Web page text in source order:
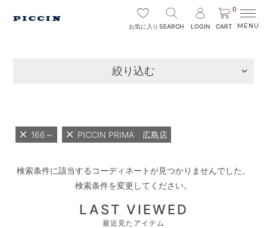
お気に入り SEARCH LOGIN
0
CART
絞り込む
166～ PICCIN PRIMA 広島店
検索条件に該当するコーディネートが見つかりませんでした。
検索条件を変更してください。
LAST VIEWED
最近見たアイテム